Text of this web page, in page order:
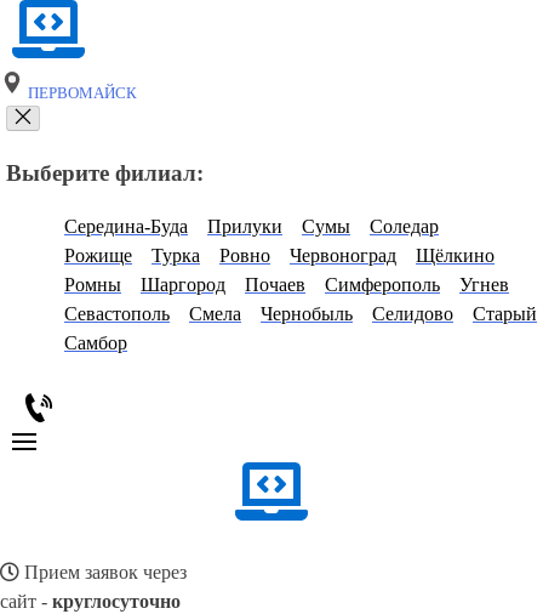
ПЕРВОМАЙСК
Выберите филиал:
Середина-Буда Прилуки Сумы
Соледар
Рожище
Турка Ровно Червоноград
Щёлкино
Ромны
Шаргород Почаев Симферополь
Угнев
Севастополь
Смела Чернобыль Селидово
Старый
Самбор
Прием заявок через
сайт - круглосуточно